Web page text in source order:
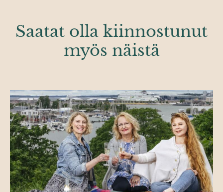
Saatat olla kiinnostunut
myös näistä